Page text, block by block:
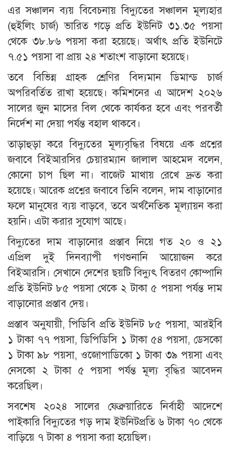
এর সঞ্চালন ব্যয় বিবেচনায় বিদ্যুতের সঞ্চালন মূল্যহার
(হুইলিং চার্জ) ভারিত গড়ে প্রতি ইউনিট ৩১.৩৫ পয়সা
থেকে ৩৮.৮৬ পয়সা করা হয়েছে। অর্থাৎ প্রতি ইউনিটে
৭.৫১ পয়সা বা প্রায় ২৪ শতাংশ বাড়ানো হয়েছে।
তবে বিভিন্ন গ্রাহক শ্রেণির বিদ্যমান ডিমান্ড চার্জ
অপরিবর্তিত রাখা হয়েছে। কমিশনের এ আদেশ ২০২৬
সালের জুন মাসের বিল থেকে কার্যকর হবে এবং পরবর্তী
নির্দেশ না দেয়া পর্যন্ত বহাল থাকবে।
তাড়াহুড়া করে বিদ্যুতের মূল্যবৃদ্ধির বিষয়ে এক প্রশ্নের
জবাবে বিইআরসির চেয়ারম্যান জালাল আহমেদ বলেন,
কোনো চাপ ছিল না। বাজেট মাথায় রেখে দ্রুত করা
হয়েছে। আরেক প্রশ্নের জবাবে তিনি বলেন, দাম বাড়ানোর
ফলে মানুষের ব্যয় বাড়বে, তবে অর্থনৈতিক মূল্যায়ন করা
হয়নি। এটা করার সুযোগ আছে।
বিদ্যুতের দাম বাড়ানোর প্রস্তাব নিয়ে গত ২০ ও ২১
এপ্রিল দুই দিনব্যাপী গণশুনানি আয়োজন করে
বিইআরসি। সেখানে দেশের ছয়টি বিদ্যুৎ বিতরণ কোম্পানি
প্রতি ইউনিট ৮৫ পয়সা থেকে ২ টাকা ৫ পয়সা পর্যন্ত দাম
বাড়ানোর প্রস্তাব দেয়।
প্রস্তাব অনুযায়ী, পিডিবি প্রতি ইউনিট ৮৫ পয়সা, আরইবি
১ টাকা ৭৭ পয়সা, ডিপিডিসি ১ টাকা ৫৪ পয়সা, ডেসকো
১ টাকা ৯৮ পয়সা, ওজোপাডিকো ১ টাকা ৩৯ পয়সা এবং
নেসকো ২ টাকা ৫ পয়সা পর্যন্ত মূল্য বৃদ্ধির আবেদন
করেছিল।
সবশেষ ২০২৪ সালের ফেব্রুয়ারিতে নির্বাহী আদেশে
পাইকারি বিদ্যুতের গড় দাম ইউনিটপ্রতি ৬ টাকা ৭০ থেকে
বাড়িয়ে ৭ টাকা ৪ পয়সা করা হয়েছিল।